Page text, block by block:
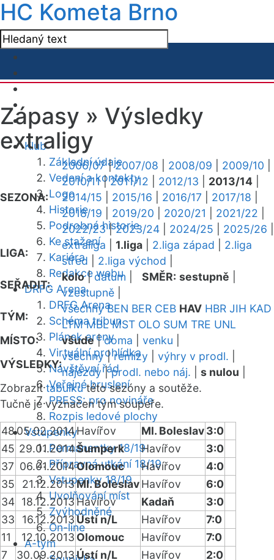
HC Kometa Brno
Klub
Základní údaje
Vedení a kontakty
Logo
Historie
Podrobná historie
Ke stažení
Kariéra
Redakce webu
DRFG Arena
DRFG Arena
Schéma tribun
Plánek areny
Virtuální prohlídka
Návštěvní řád
Veřejné bruslení
PRESS: pro novináře
Rozpis ledové plochy
Vstupenky
Permanentky 18/19
Přípravná utkání 18/19
Vstupenky 18/19
Uvolňování míst
Zvýhodněné
On-line
A-tým
Zápasy » Výsledky
extraligy
SEZONA:
2006/07|2007/08 2008/09 2009/10
2010/11|2011/12 2012/13 2013/14
2014/15
2015/16 2016/17 2017/18
2018/19
2019/20 2020/21 2021/22
2022/23|2023/24 2024/25 2025/26
LIGA:
extraliga 1.liga 2.liga západ
2.liga
střed
2.liga východ
SEŘADIT:
kolo|datum SMĚR: sestupně
vzestupně
TÝM:
všechny BEN BER CEB HAV HBR JIH KAD
LTM MBL MST OLO SUM TRE UNL
MÍSTO:
všude|doma venku
VÝSLEDKY:
všechny|remízy výhry v prodl.
nájezdy|prodl. nebo náj. s nulou
Zobrazittabulkutéto sezóny a soutěže.
Tučně je vyznačen tým soupeře.
4805.02.2014Havířov Ml. Boleslav3:0
45 29.01.2014Šumperk Havířov
3:0
37 06.01.2014Olomouc Havířov
4:0
35
21.12.2013Ml. BoleslavHavířov
6:0
34 18.12.2013Havířov Kadaň
3:0
33
16.12.2013Ústí n/L Havířov
7:0
11
12.10.2013 Olomouc Havířov
7:0
7
30.09.2013Ústí n/L Havířov 2:0